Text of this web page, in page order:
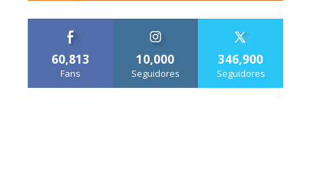
60,813
Fans
10,000
Seguidores
346,900
Seguidores